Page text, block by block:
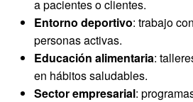
a pacientes o clientes.
Entorno deportivo: trabajo
personas activas.
Educación alimentaria:
en hábitos saludables.
Sector empresarial: